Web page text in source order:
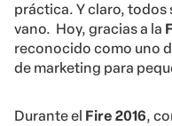
práctica. Y claro, todos
vano. Hoy, gracias a la
reconocido como uno
de marketing para
Durante el Fire 2016,